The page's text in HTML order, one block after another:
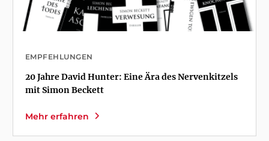
EMPFEHLUNGEN
20 Jahre David Hunter: Eine Ära des Nervenkitzels
mit Simon Beckett
Mehr erfahren